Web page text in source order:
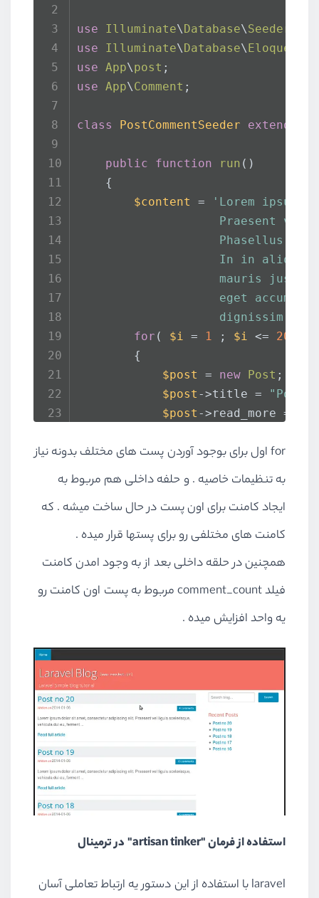
use Illuminate\ Database\Seeder
use
Illuminate\ Database\ Eloquent
use App\post ;
use App\Comment ;
class PostCommentSeeder extends
public function run ( )
    {
$content
=
'Lorem
Praesent vel
Phasellus ac
In in
mauris justo
eget
dignissim ac
for ( $i = 1 ; $i <= 20
        {
$post
= new Post ;
$post ->title =
"Post
$post ->read_more =
$post->save();
$maxComments
for( $j = 1 ; $j <=
            {
$comment-
$comment-
$comment -
$post->increment
            }
    }
for اول برای بوجود آوردن پست های مختلف بدونه نیاز
به تنظیمات خاصیه . و حلفه داخلی هم مربوط به
ایجاد کامنت برای اون پست در حال ساخت میشه . که
کامنت های مختلفی رو برای پستها قرار میده .
همچنین در حلقه داخلی بعد از به وجود امدن کامنت
فیلد comment_count مربوط به پست اون کامنت رو
یه واحد افزایش میده .
استفاده از فرمان "artisan tinker" در ترمینال
laravel با استفاده از این دستور یه ارتباط تعاملی آسان